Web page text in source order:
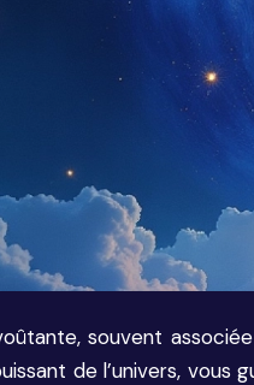
souvent
de l’univers,